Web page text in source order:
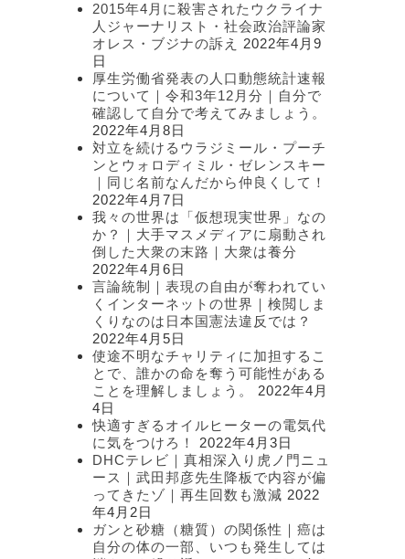
2015年4月に殺害されたウクライナ
人ジャーナリスト・社会政治評論家
オレス・ブジナの訴え
2022年4月9
日
厚生労働省発表の人口動態統計速報
について｜令和3年12月分｜自分で
確認して自分で考えてみましょう。
2022年4月8日
対立を続けるウラジミール・プーチ
ンとウォロディミル・ゼレンスキー
｜同じ名前なんだから仲良くして！
2022年4月7日
我々の世界は「仮想現実世界」なの
か？｜大手マスメディアに扇動され
倒した大衆の末路｜大衆は養分
2022年4月6日
言論統制｜表現の自由が奪われてい
くインターネットの世界｜検閲しま
くりなのは日本国憲法違反では？
2022年4月5日
使途不明なチャリティに加担するこ
とで、誰かの命を奪う可能性がある
ことを理解しましょう。
2022年4月
4日
快適すぎるオイルヒーターの電気代
に気をつけろ！
2022年4月3日
DHCテレビ｜真相深入り虎ノ門ニュ
ース｜武田邦彦先生降板で内容が偏
ってきたゾ｜再生回数も激減 2022
年4月2日
ガンと砂糖（糖質）の関係性｜癌は
自分の体の一部、いつも発生しては